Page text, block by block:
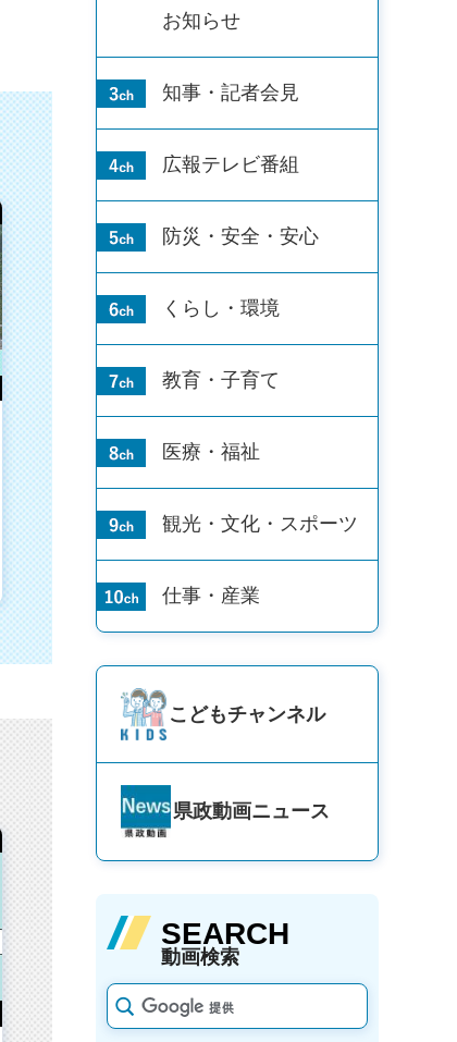
お知らせ
知事・記者会見
広報テレビ番組
防災・安全・安心
くらし・環境
教育・子育て
医療・福祉
観光・文化・ スポーツ
仕事・産業
こどもチャンネル
県政動画ニュース
SEARCH
動画検索